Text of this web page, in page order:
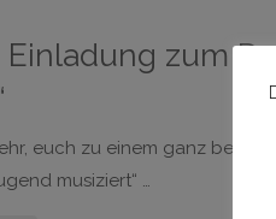
zum
euch zu einem ganz
musiziert“ …